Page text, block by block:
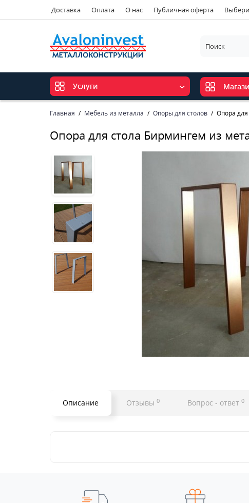
Доставка Оплата О нас Публичная оферта
Услуги
Главная Мебель из металла Опоры для столов Опора
Опора для стола Бирмингем из
Описание Отзывы 0 Вопрос - ответ 0